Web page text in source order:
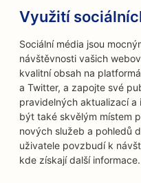
Využití
Sociální média jsou
návštěvnosti vašich
kvalitní obsah na
a Twitter, a zapojte své
pravidelných aktualizací a
být také skvělým místem
nových služeb a pohledů
uživatele povzbudí k
kde získají další informace.